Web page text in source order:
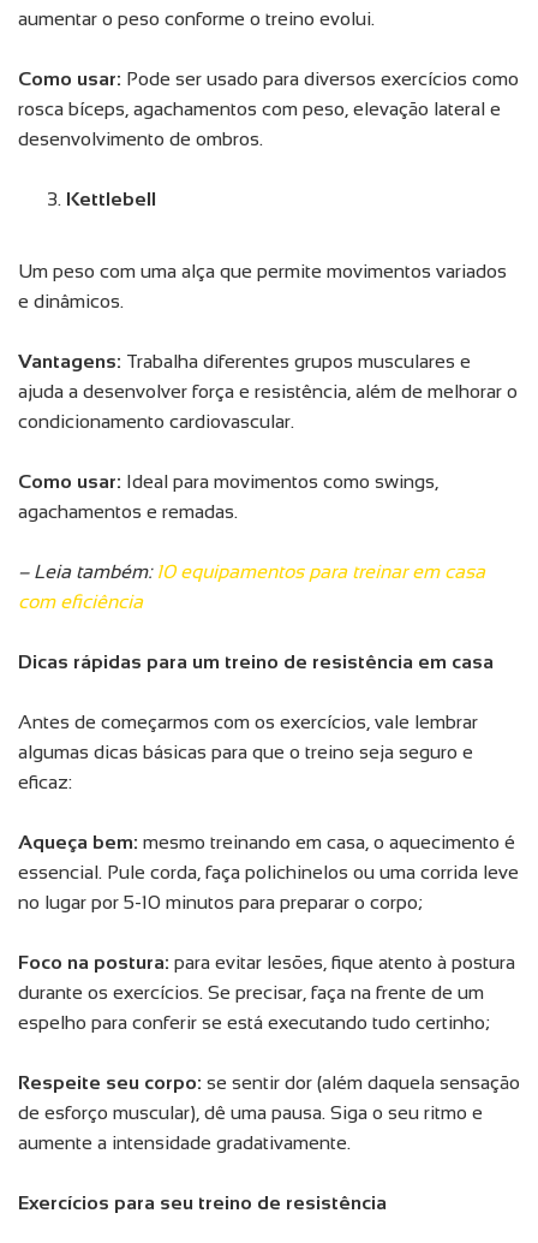
aumentar o peso conforme o treino evolui.
Como usar: Pode ser usado para diversos exercícios como
rosca bíceps, agachamentos com peso, elevação lateral e
desenvolvimento de ombros.
Kettlebell
Um peso com uma alça que permite movimentos variados
e dinâmicos.
Vantagens: Trabalha diferentes grupos musculares e
ajuda a desenvolver força e resistência, além de melhorar o
condicionamento cardiovascular.
Como usar: Ideal para movimentos como swings,
agachamentos e remadas.
– Leia também: 10 equipamentos para treinar em casa
com eficiência
Dicas rápidas para um treino de resistência em casa
Antes de começarmos com os exercícios, vale lembrar
algumas dicas básicas para que o treino seja seguro e
eficaz:
Aqueça bem: mesmo treinando em casa, o aquecimento é
essencial. Pule corda, faça polichinelos ou uma corrida leve
no lugar por 5-10 minutos para preparar o corpo;
Foco na postura: para evitar lesões, fique atento à postura
durante os exercícios. Se precisar, faça na frente de um
espelho para conferir se está executando tudo certinho;
Respeite seu corpo: se sentir dor (além daquela sensação
de esforço muscular), dê uma pausa. Siga o seu ritmo e
aumente a intensidade gradativamente.
Exercícios para seu treino de resistência